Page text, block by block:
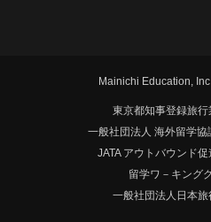
Mainichi Education,
東京都知事登録旅
一般社団法人 海外留学
JATA アウトバウンド促
留学ワ－キング
一般社団法人日本